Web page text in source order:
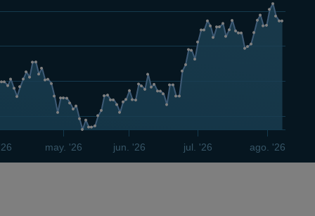
may. '26 jun. '26 jul. '26 ago. '26